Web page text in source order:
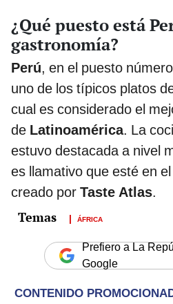
¿Qué puesto está
gastronomía?
Perú, en el puesto
uno de los típicos platos
cual es considerado el
de Latinoamérica. La
estuvo destacada a nivel
es llamativo que esté en
creado por Taste Atlas.
ÁFRICA
Prefiero a La
Google